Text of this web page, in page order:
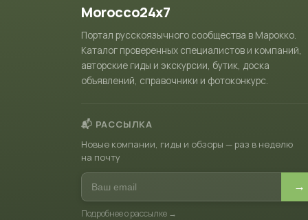
Morocco24x7
Портал русскоязычного сообщества в Марокко.
Каталог проверенных специалистов и компаний,
авторские гиды и экскурсии, бутик, доска
объявлений, справочники и фотоконкурс.
📬 РАССЫЛКА
Новые компании, гиды и обзоры — раз в неделю
на почту
→
Подробнее о рассылке →